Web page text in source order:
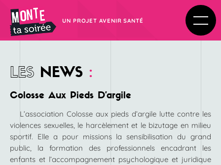
UN PROJET AVENIR SANTÉ
LES NEWS :
Colosse Aux Pieds D’argile
L’association Colosse aux pieds d’argile lutte contre les
violences sexuelles, le harcèlement et le bizutage en milieu
sportif. Elle a pour missions la sensibilisation du grand
public, la formation des professionnels encadrant les
enfants et l’accompagnement psychologique et juridique